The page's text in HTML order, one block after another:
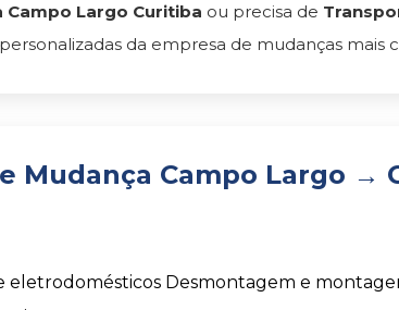
Campo Largo Curitiba ou precisa de
da empresa de mudanças mais
Mudança Campo Largo →
eletrodomésticos Desmontagem e